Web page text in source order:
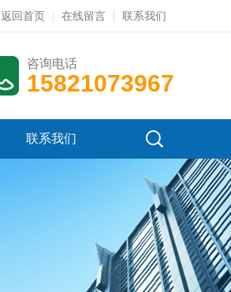
返回首页 在线留言 联系我们
咨询电话
15821073967
联系我们